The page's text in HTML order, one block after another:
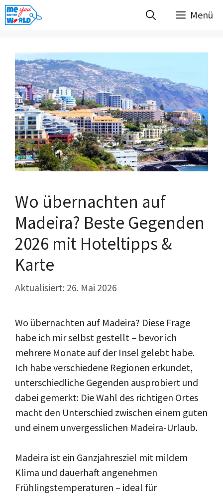
Zum
Inhalt
Menü
Wo übernachten auf
Madeira? Beste Gegenden
2026 mit Hoteltipps &
Karte
Aktualisiert: 26. Mai 2026
Wo übernachten auf Madeira? Diese Frage
habe ich mir selbst gestellt – bevor ich
mehrere Monate auf der Insel gelebt habe.
Ich habe verschiedene Regionen erkundet,
unterschiedliche Gegenden ausprobiert und
dabei gemerkt: Die Wahl des richtigen Ortes
macht den Unterschied zwischen einem guten
und einem unvergesslichen Madeira-Urlaub.
Madeira ist ein Ganzjahresziel mit mildem
Klima und dauerhaft angenehmen
Frühlingstemperaturen – ideal für